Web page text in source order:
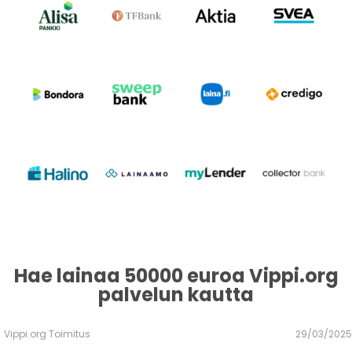
Hae lainaa 50000 euroa Vippi.org
palvelun kautta
Vippi.org Toimitus
29/03/2025